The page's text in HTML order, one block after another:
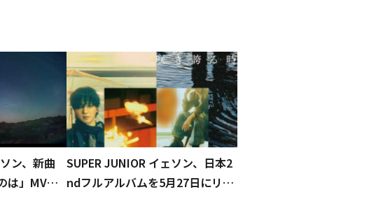
ン、新曲
は」MV公
SUPER JUNIOR イェソン、日本2
ndフルアルバムを5月27日にリリ